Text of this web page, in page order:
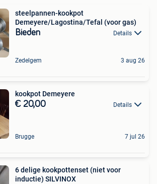
steelpannen-kookpot
Demeyere/Lagostina/Tefal (voor gas)
Bieden Details
Zedelgem 3 aug 26
kookpot Demeyere
€ 20,00 Details
Brugge 7 jul 26
6 delige kookpottenset (niet voor
inductie) SILVINOX